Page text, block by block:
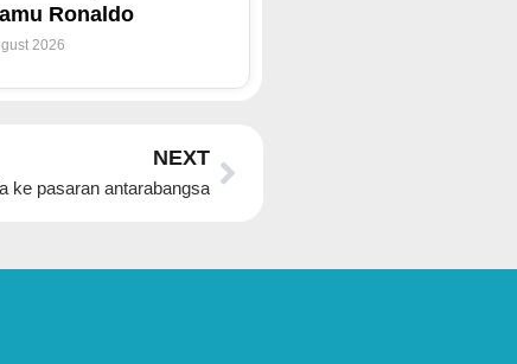
Ronaldo
2026
NEXT
ke pasaran antarabangsa
Next